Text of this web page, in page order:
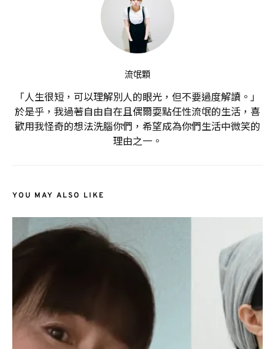
流氓顆
「人生很短，可以理解別人的眼光，但不要過度解讀。」
於是乎，我過著自由自在且偶爾耍點任性流氓的生活，喜
歡用我怪奇的想法洗腦你們，希望成為你們生活中微笑的
理由之一。
YOU MAY ALSO LIKE